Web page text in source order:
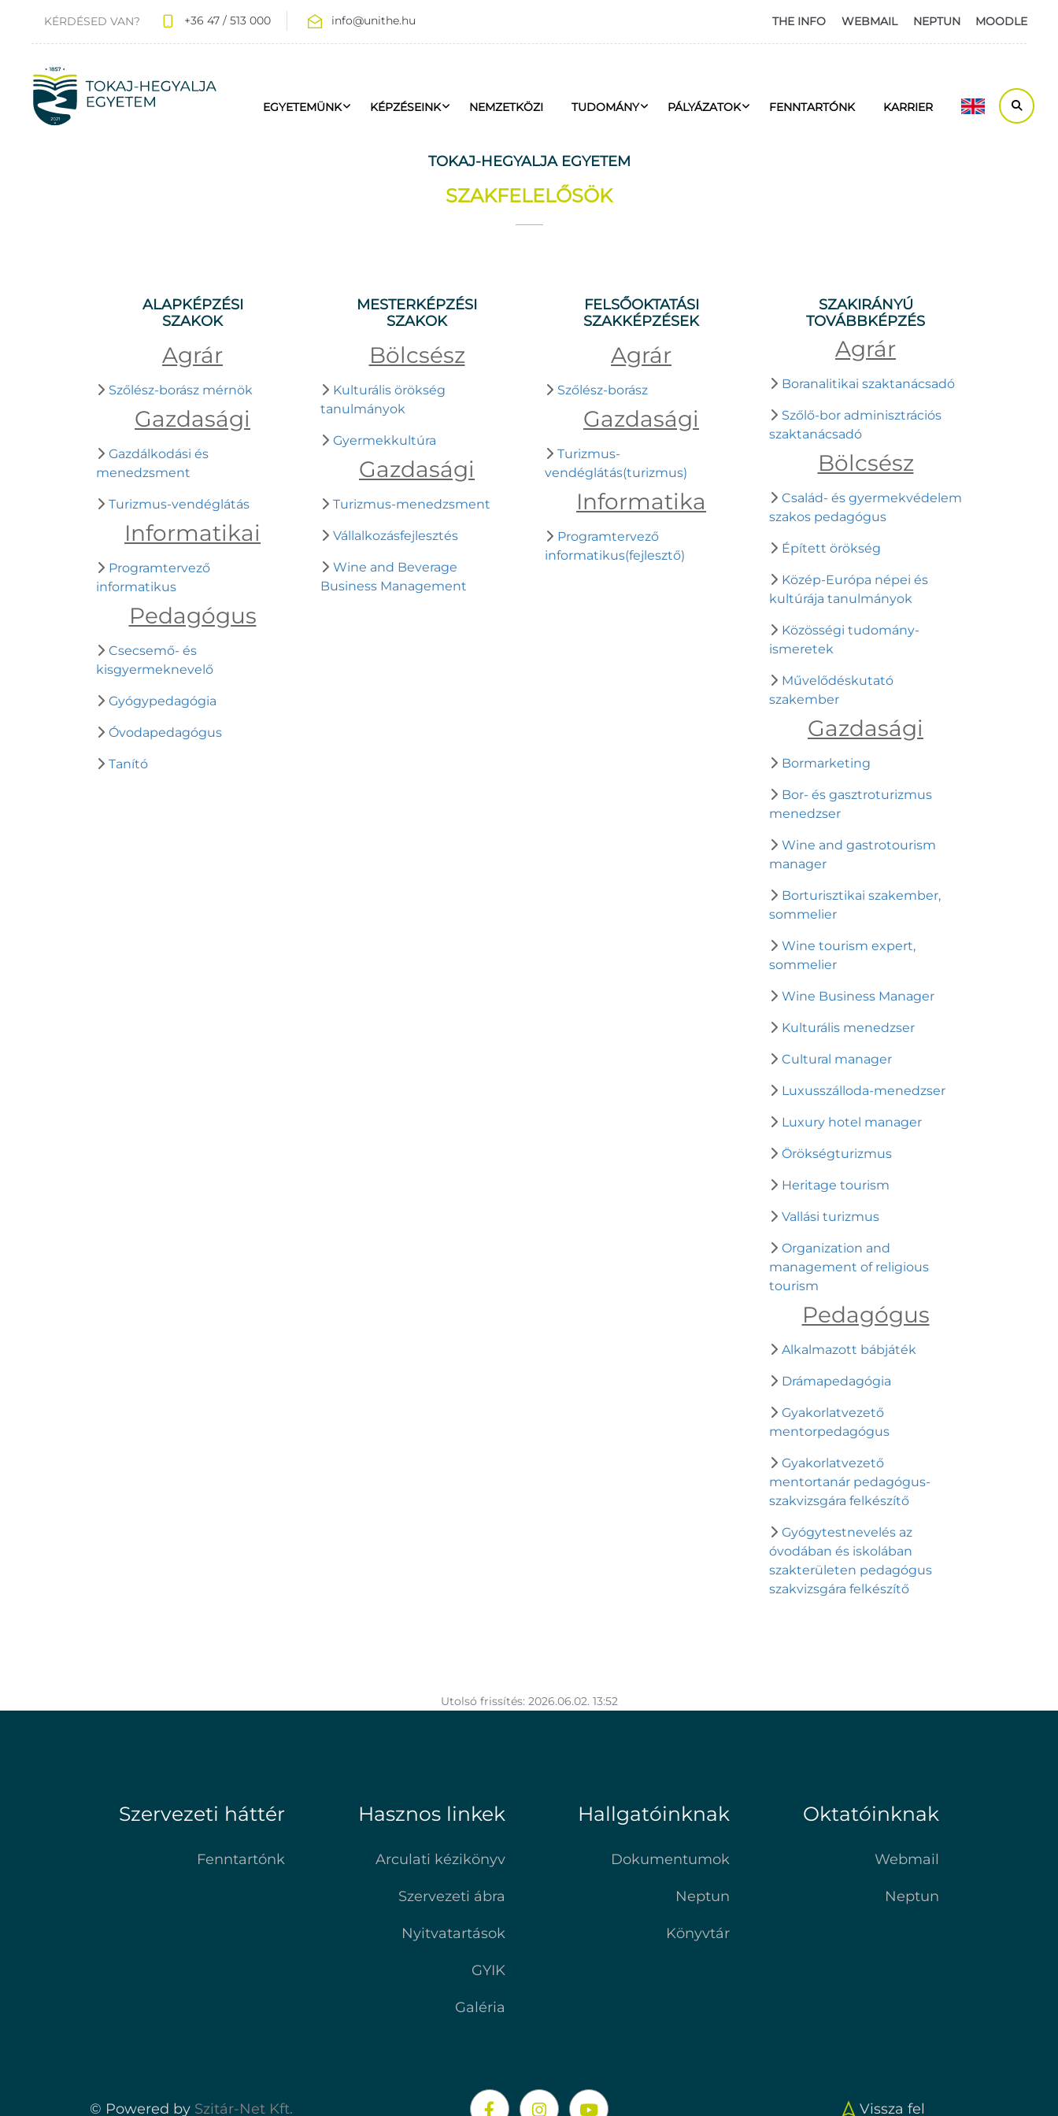
KÉRDÉSED VAN? +36 47 / 513 000 info@unithe.hu THE INFO WEBMAIL NEPTUN MOODLE
EGYETEMÜNK KÉPZÉSEINK NEMZETKÖZI TUDOMÁNY PÁLYÁZATOK FENNTARTÓNK KARRIER
TOKAJ-HEGYALJA EGYETEM
SZAKFELELŐSÖK
ALAPKÉPZÉSI
SZAKOK
Agrár
Szőlész-borász mérnök
Gazdasági
Gazdálkodási és
menedzsment
Turizmus-vendéglátás
Informatikai
Programtervező
informatikus
Pedagógus
Csecsemő- és
kisgyermeknevelő
Gyógypedagógia
Óvodapedagógus
Tanító
MESTERKÉPZÉSI
SZAKOK
Bölcsész
Kulturális örökség
tanulmányok
Gyermekkultúra
Gazdasági
Turizmus-menedzsment
Vállalkozásfejlesztés
Wine and Beverage
Business Management
FELSŐOKTATÁSI
SZAKKÉPZÉSEK
Agrár
Szőlész-borász
Gazdasági
Turizmus-
vendéglátás(turizmus)
Informatika
Programtervező
informatikus(fejlesztő)
SZAKIRÁNYÚ
TOVÁBBKÉPZÉS
Agrár
Boranalitikai szaktanácsadó
Szőlő-bor adminisztrációs
szaktanácsadó
Bölcsész
Család- és gyermekvédelem
szakos pedagógus
Épített örökség
Közép-Európa népei és
kultúrája tanulmányok
Közösségi tudomány-
ismeretek
Művelődéskutató
szakember
Gazdasági
Bormarketing
Bor- és gasztroturizmus
menedzser
Wine and gastrotourism
manager
Borturisztikai szakember,
sommelier
Wine tourism expert,
sommelier
Wine Business Manager
Kulturális menedzser
Cultural manager
Luxusszálloda-menedzser
Luxury hotel manager
Örökségturizmus
Heritage tourism
Vallási turizmus
Organization and
management of religious
tourism
Pedagógus
Alkalmazott bábjáték
Drámapedagógia
Gyakorlatvezető
mentorpedagógus
Gyakorlatvezető
mentortanár pedagógus-
szakvizsgára felkészítő
Gyógytestnevelés az
óvodában és iskolában
szakterületen pedagógus
szakvizsgára felkészítő
Utolsó frissítés: 2026.06.02. 13:52
Szervezeti háttér
Fenntartónk
Hasznos linkek
Arculati kézikönyv
Szervezeti ábra
Nyitvatartások
GYIK
Galéria
Hallgatóinknak
Dokumentumok
Neptun
Könyvtár
Oktatóinknak
Webmail
Neptun
© Powered by Szitár-Net Kft. Vissza fel